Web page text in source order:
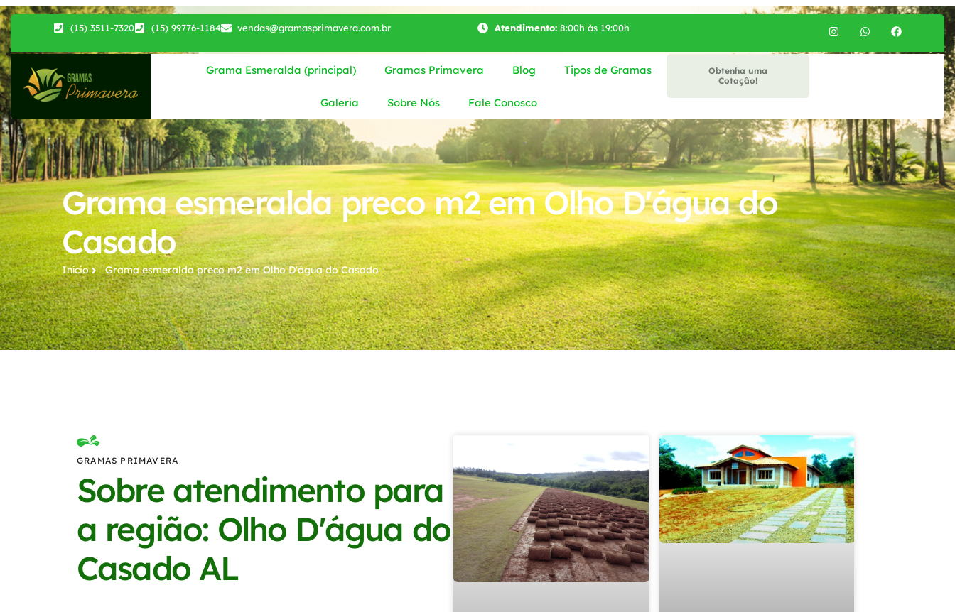
(15) 3511-7320 (15) 99776-1184 vendas@gramasprimavera.com.br Atendimento:8:00h às 19:00h
Grama Esmeralda (principal) Gramas Primavera Blog Tipos de Gramas
Galeria Sobre Nós Fale Conosco
Obtenha uma
Cotação!
Grama esmeralda preco m2 em Olho D'água do
Casado
Início Grama esmeralda preco m2​ em Olho D'água do Casado
GRAMAS PRIMAVERA
Sobre atendimento para
a região: Olho D'água do
Casado AL